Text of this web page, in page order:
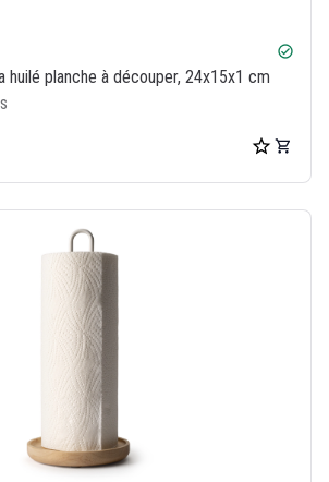
check_circle
huilé planche à découper, 24x15x1 cm